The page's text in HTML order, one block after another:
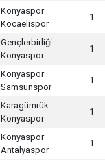
Konyaspor
Kocaelispor
1
Gençlerbirliği
Konyaspor
1
Konyaspor
Samsunspor
1
Karagümrük
Konyaspor
1
Konyaspor
Antalyaspor
1